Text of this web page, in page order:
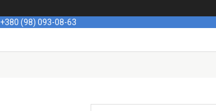
+380 (98) 093-08-63